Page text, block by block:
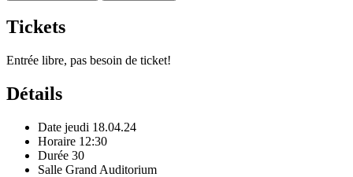
Tickets
Entrée libre, pas besoin de ticket!
Détails
Date jeudi 18.04.24
Horaire 12:30
Durée 30
Salle Grand Auditorium